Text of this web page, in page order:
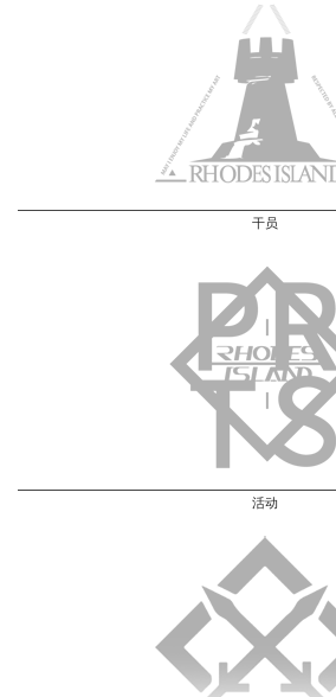
干员
活动